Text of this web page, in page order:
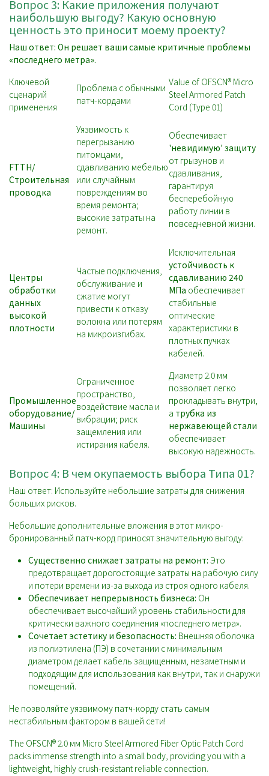
Вопрос 3: Какие приложения получают
наибольшую выгоду? Какую основную
ценность это приносит моему проекту?
Наш ответ: Он решает ваши самые критичные проблемы
«последнего метра».
Ключевой
сценарий
применения
Проблема с обычными
патч-кордами
Value of OFSCN® Micro
Steel Armored Patch
Cord (Type 01)
FTTH/
Строительная
проводка
Уязвимость к
перегрызанию
питомцами,
сдавливанию мебелью
или случайным
повреждениям во
время ремонта;
высокие затраты на
ремонт.
Обеспечивает
'невидимую' защиту
от грызунов и
сдавливания,
гарантируя
бесперебойную
работу линии в
повседневной жизни.
Центры
обработки
данных
высокой
плотности
Частые подключения,
обслуживание и
сжатие могут
привести к отказу
волокна или потерям
на микроизгибах.
Исключительная
устойчивость к
сдавливанию 240
МПа обеспечивает
стабильные
оптические
характеристики в
плотных пучках
кабелей.
Промышленное
оборудование/
Машины
Ограниченное
пространство,
воздействие масла и
вибрации; риск
защемления или
истирания кабеля.
Диаметр 2.0 мм
позволяет легко
прокладывать внутри,
а трубка из
нержавеющей стали
обеспечивает
высокую надежность.
Вопрос 4: В чем окупаемость выбора Типа 01?
Наш ответ: Используйте небольшие затраты для снижения
больших рисков.
Небольшие дополнительные вложения в этот микро-
бронированный патч-корд приносят значительную выгоду:
Существенно снижает затраты на ремонт: Это
предотвращает дорогостоящие затраты на рабочую силу
и потери времени из-за выхода из строя одного кабеля.
Обеспечивает непрерывность бизнеса: Он
обеспечивает высочайший уровень стабильности для
критически важного соединения «последнего метра».
Сочетает эстетику и безопасность: Внешняя оболочка
из полиэтилена (ПЭ) в сочетании с минимальным
диаметром делает кабель защищенным, незаметным и
подходящим для использования как внутри, так и снаружи
помещений.
Не позволяйте уязвимому патч-корду стать самым
нестабильным фактором в вашей сети!
The OFSCN® 2.0 мм Micro Steel Armored Fiber Optic Patch Cord
packs immense strength into a small body, providing you with a
lightweight, highly crush-resistant reliable connection.